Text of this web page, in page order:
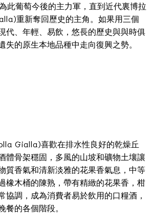
葡萄今後的主力軍，直到近代裏博拉
重新奪回歷史的主角。如果用三個
代、年輕、易飲，悠長的歷史與與時俱
失的原生本地品種中走向復興之勢。
Gialla)喜歡在排水性良好的乾燥丘
體骨架穩固，多風的山坡和礦物土壤讓
質香氣和清新淡雅的花果香氣息，中等
橡木桶的陳熟，帶有精緻的花果香，柑
協調，成為消費者易於飲用的口糧酒，
餐的各個階段。